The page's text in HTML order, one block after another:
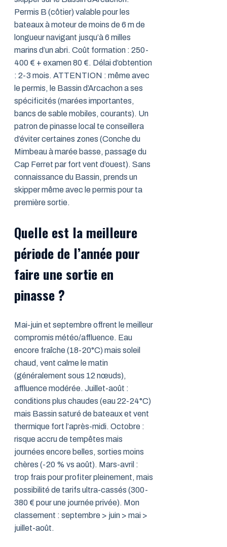
Permis B (côtier) valable pour les
bateaux à moteur de moins de 6 m de
longueur navigant jusqu’à 6 milles
marins d’un abri. Coût formation : 250-
400 € + examen 80 €. Délai d’obtention
: 2-3 mois. ATTENTION : même avec
le permis, le Bassin d’Arcachon a ses
spécificités (marées importantes,
bancs de sable mobiles, courants). Un
patron de pinasse local te conseillera
d’éviter certaines zones (Conche du
Mimbeau à marée basse, passage du
Cap Ferret par fort vent d’ouest). Sans
connaissance du Bassin, prends un
skipper même avec le permis pour ta
première sortie.
Quelle est la meilleure
période de l’année pour
faire une sortie en
pinasse ?
Mai-juin et septembre offrent le meilleur
compromis météo/affluence. Eau
encore fraîche (18-20°C) mais soleil
chaud, vent calme le matin
(généralement sous 12 nœuds),
affluence modérée. Juillet-août :
conditions plus chaudes (eau 22-24°C)
mais Bassin saturé de bateaux et vent
thermique fort l’après-midi. Octobre :
risque accru de tempêtes mais
journées encore belles, sorties moins
chères (-20 % vs août). Mars-avril :
trop frais pour profiter pleinement, mais
possibilité de tarifs ultra-cassés (300-
380 € pour une journée privée). Mon
classement : septembre > juin > mai >
juillet-août.